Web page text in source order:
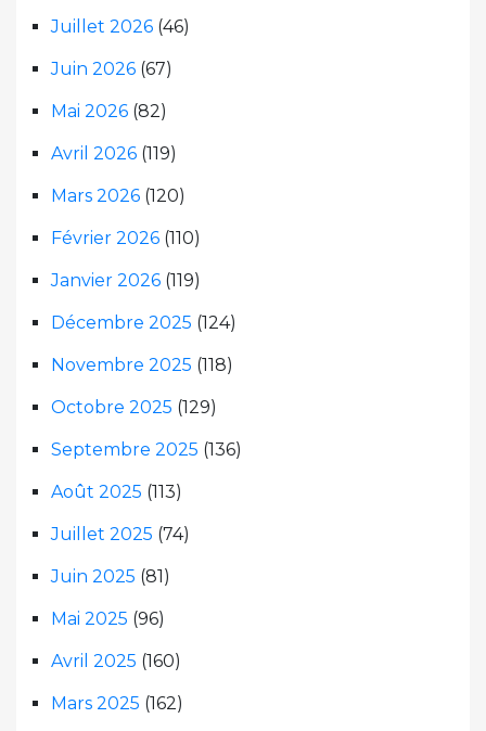
Juillet 2026 (46)
Juin 2026 (67)
Mai 2026 (82)
Avril 2026 (119)
Mars 2026 (120)
Février 2026 (110)
Janvier 2026 (119)
Décembre 2025 (124)
Novembre 2025 (118)
Octobre 2025 (129)
Septembre 2025 (136)
Août 2025 (113)
Juillet 2025 (74)
Juin 2025 (81)
Mai 2025 (96)
Avril 2025 (160)
Mars 2025 (162)